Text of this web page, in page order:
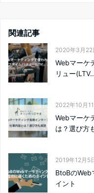
関連記事
2020年3月22
Webマーケ
リュー
2022年10月
Webマーケ
は？選び方
2019年12月5
BtoBのWeb
イント